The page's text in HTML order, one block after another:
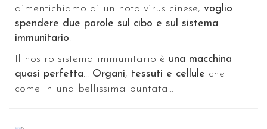
dimentichiamo di un noto virus cinese, voglio
spendere due parole sul cibo e sul sistema
immunitario.
Il nostro sistema immunitario è una macchina
quasi perfetta... Organi, tessuti e cellule che
come in una bellissima puntata...